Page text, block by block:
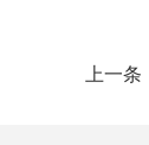
上一